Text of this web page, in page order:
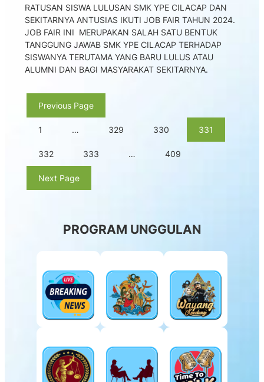
RATUSAN SISWA LULUSAN SMK YPE CILACAP DAN
SEKITARNYA ANTUSIAS IKUTI JOB FAIR TAHUN 2024.
JOB FAIR INI MERUPAKAN SALAH SATU BENTUK
TANGGUNG JAWAB SMK YPE CILACAP TERHADAP
SISWANYA TERUTAMA YANG BARU LULUS ATAU
ALUMNI DAN BAGI MASYARAKAT SEKITARNYA.
Previous Page
1 … 329 330 331
332 333 … 409
Next Page
PROGRAM UNGGULAN